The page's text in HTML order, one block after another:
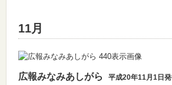
11月
広報みなみあしがら 平成20年11月1日